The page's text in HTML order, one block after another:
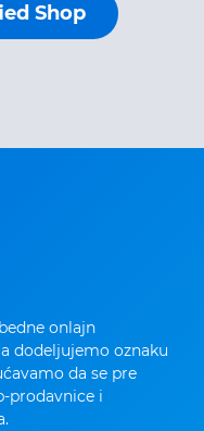
Shop
onlajn
dodeljujemo oznaku
da se pre
prodavnice i